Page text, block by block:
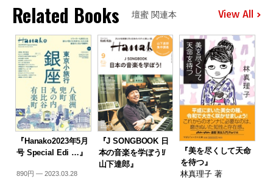
Related Books 壇蜜 関連本 View All
『Hanako2023年5月
号 Special Edi …』
890円 — 2023.03.28
『J SONGBOOK 日
本の音楽を学ぼう!/
山下達郎』
『美を尽くして天命
を待つ』
林真理子 著